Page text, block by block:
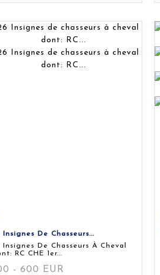
détaillée
Insignes De Chasseurs...
Insignes De Chasseurs À Cheval
RC CHE 1er...
- 600 EUR